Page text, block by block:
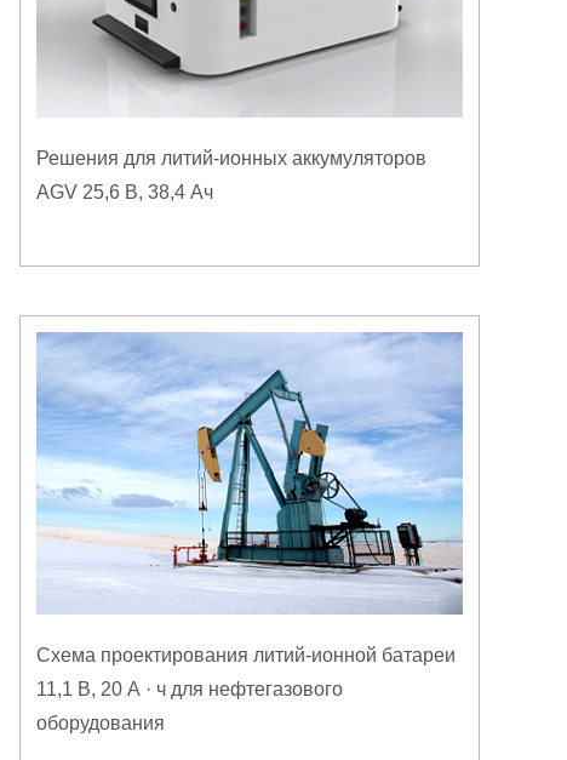
Решения для литий-ионных аккумуляторов
AGV 25,6 В, 38,4 Ач
Схема проектирования литий-ионной батареи
11,1 В, 20 А · ч для нефтегазового
оборудования